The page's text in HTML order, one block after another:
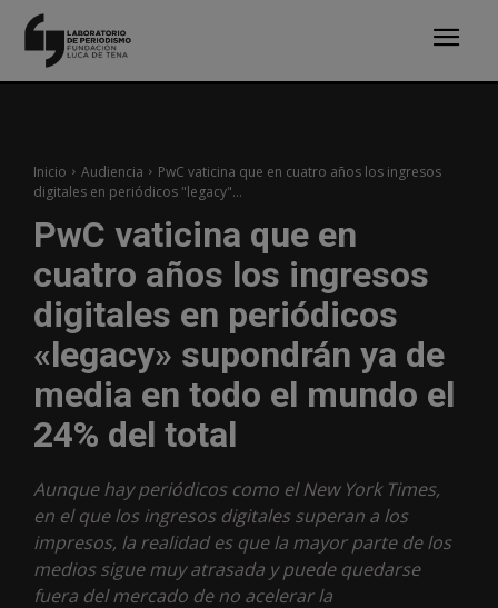
Inicio Audiencia
PwC vaticina que en cuatro años los ingresos
digitales en periódicos "legacy"...
PwC vaticina que en
cuatro años los ingresos
digitales en periódicos
«legacy» supondrán ya de
media en todo el mundo el
24% del total
Aunque hay periódicos como el New York Times,
en el que los ingresos digitales superan a los
impresos, la realidad es que la mayor parte de los
medios sigue muy atrasada y puede quedarse
fuera del mercado de no acelerar la